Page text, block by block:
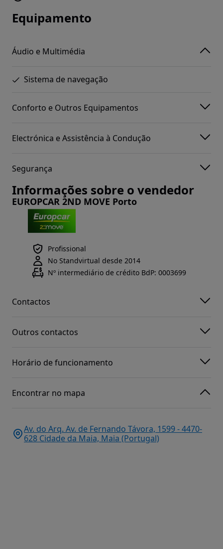
Equipamento
Áudio e Multimédia
Sistema de navegação
Conforto e Outros Equipamentos
Electrónica e Assistência à Condução
Segurança
Informações sobre o vendedor
EUROPCAR 2ND MOVE Porto
Profissional
No Standvirtual desde 2014
Nº intermediário de crédito BdP: 0003699
Contactos
Outros contactos
Horário de funcionamento
Encontrar no mapa
Av. do Arq. Av. de Fernando Távora, 1599 - 4470-
628 Cidade da Maia, Maia (Portugal)